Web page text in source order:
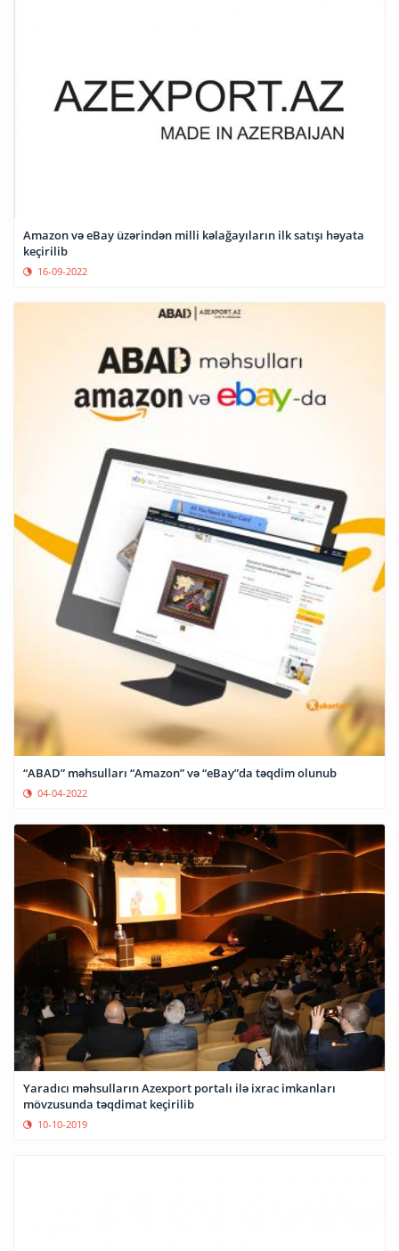
Amazon və eBay üzərindən milli kəlağayıların ilk satışı həyata
keçirilib
16-09-2022
“ABAD” məhsulları “Amazon” və “eBay”da təqdim olunub
04-04-2022
Yaradıcı məhsulların Azexport portalı ilə ixrac imkanları
mövzusunda təqdimat keçirilib
10-10-2019